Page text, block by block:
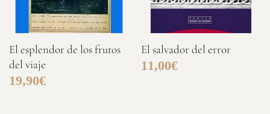
ISBN: 978-84-09-33037-9
Idioma: Español
El esplendor de los frutos
del viaje
19,90€
El salvador del error
11,00€